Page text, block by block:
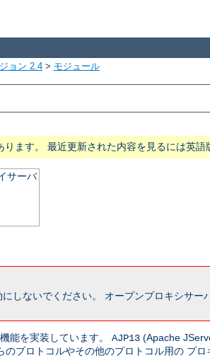
ョン 2.4 > モジュール
ます。 最近更新された内容を見るには英語
サーバ
にしないでください。 オープンプロキシサ
能を実装しています。 AJP13 (Apache
プロトコルやその他のプロトコル用の プ